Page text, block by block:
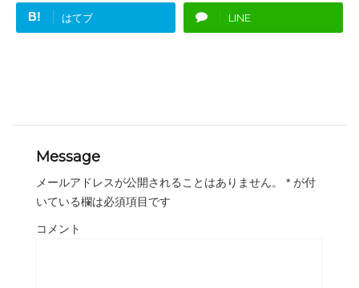
B! はてブ LINE
Message
メールアドレスが公開されることはありません。 * が付
いている欄は必須項目です
コメント